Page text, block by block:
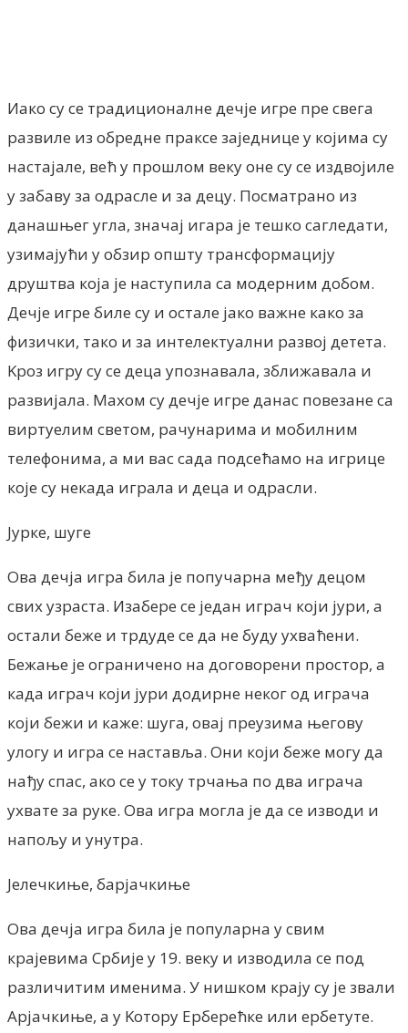
Иако су се традиционалне дечје игре пре свега
развиле из обредне праксе заједнице у којима су
настајале, већ у прошлом веку оне су се издвојиле
у забаву за одрасле и за децу. Посматрано из
данашњег угла, значај игара је тешко сагледати,
узимајући у обзир општу трансформацију
друштва која је наступила са модерним добом.
Дечје игре биле су и остале јако важне како за
физички, тако и за интелектуални развој детета.
Kроз игру су се деца упознавала, зближавала и
развијала. Махом су дечје игре данас повезане са
виртуелим светом, рачунарима и мобилним
телефонима, а ми вас сада подсећамо на игрице
које су некада играла и деца и одрасли.
Јурке, шуге
Ова дечја игра била је попучарна међу децом
свих узраста. Изабере се један играч који јури, а
остали беже и трдуде се да не буду ухваћени.
Бежање је ограничено на договорени простор, а
када играч који јури додирне неког од играча
који бежи и каже: шуга, овај преузима његову
улогу и игра се наставља. Они који беже могу да
нађу спас, ако се у току трчања по два играча
ухвате за руке. Ова игра могла је да се изводи и
напољу и унутра.
Јелечкиње, барјачкиње
Ова дечја игра била је популарна у свим
крајевима Србије у 19. веку и изводила се под
различитим именима. У нишком крају су је звали
Арјачкиње, а у Kотору Ерберећке или ербетуте.